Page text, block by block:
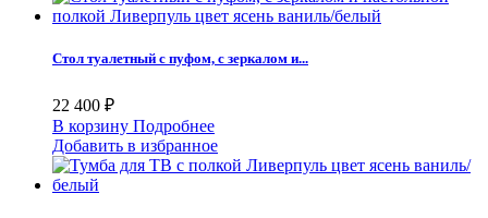
Стол туалетный с пуфом, с зеркалом и...
22 400 ₽
В корзину Подробнее
Добавить в избранное